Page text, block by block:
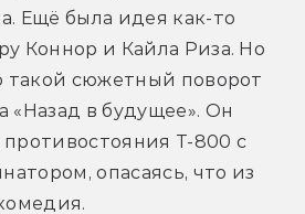
Ещё была идея как-то
Коннор и Кайла Риза. Но
такой сюжетный поворот
«Назад в будущее». Он
Т-800 с
опасаясь, что из